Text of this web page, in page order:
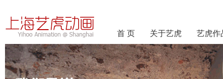
首 页 关于艺虎 艺虎作